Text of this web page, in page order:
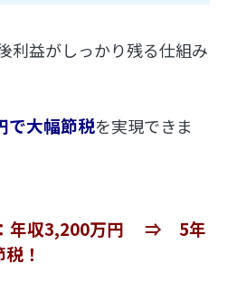
利益がしっかり残る仕組み
で大幅節税を実現できま
年収3,200万円　 ⇒　5年
！